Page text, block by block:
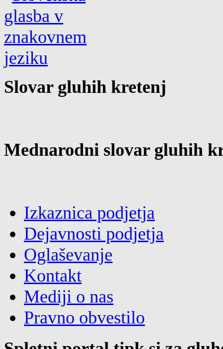
Slovar gluhih kretenj
Mednarodni slovar gluhih
Izkaznica podjetja
Dejavnosti podjetja
Oglaševanje
Kontakt
Mediji o nas
Pravno obvestilo